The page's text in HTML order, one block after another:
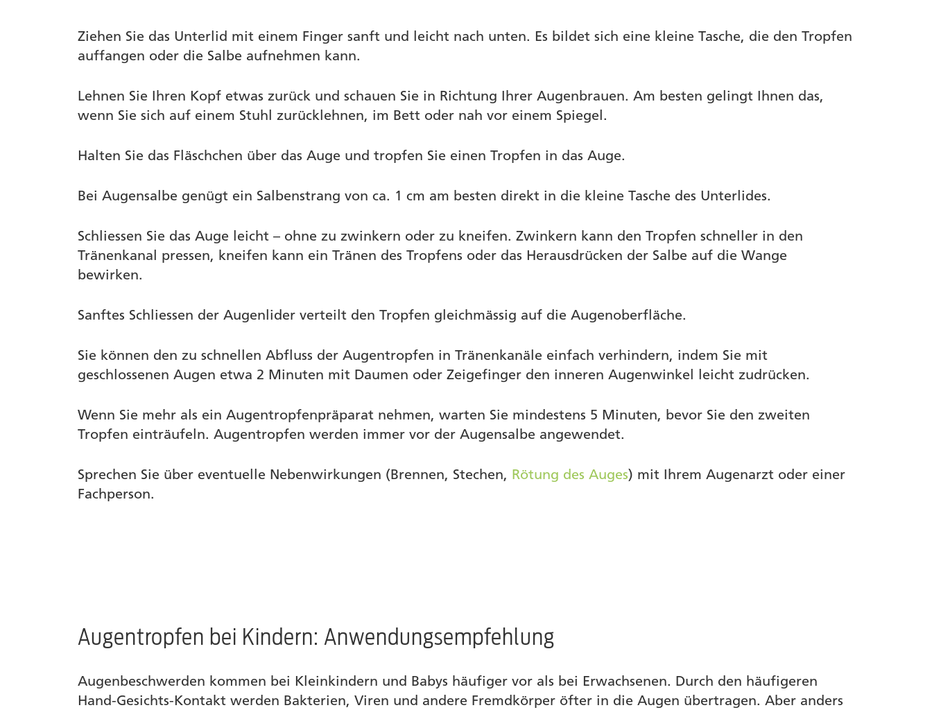
Ziehen Sie das Unterlid mit einem Finger sanft und leicht nach unten. Es bildet sich eine kleine Tasche, die den Tropfen
auffangen oder die Salbe aufnehmen kann.
Lehnen Sie Ihren Kopf etwas zurück und schauen Sie in Richtung Ihrer Augenbrauen. Am besten gelingt Ihnen das,
wenn Sie sich auf einem Stuhl zurücklehnen, im Bett oder nah vor einem Spiegel.
Halten Sie das Fläschchen über das Auge und tropfen Sie einen Tropfen in das Auge.
Bei Augensalbe genügt ein Salbenstrang von ca. 1 cm am besten direkt in die kleine Tasche des Unterlides.
Schliessen Sie das Auge leicht – ohne zu zwinkern oder zu kneifen. Zwinkern kann den Tropfen schneller in den
Tränenkanal pressen, kneifen kann ein Tränen des Tropfens oder das Herausdrücken der Salbe auf die Wange
bewirken.
Sanftes Schliessen der Augenlider verteilt den Tropfen gleichmässig auf die Augenoberfläche.
Sie können den zu schnellen Abfluss der Augentropfen in Tränenkanäle einfach verhindern, indem Sie mit
geschlossenen Augen etwa 2 Minuten mit Daumen oder Zeigefinger den inneren Augenwinkel leicht zudrücken.
Wenn Sie mehr als ein Augentropfenpräparat nehmen, warten Sie mindestens 5 Minuten, bevor Sie den zweiten
Tropfen einträufeln. Augentropfen werden immer vor der Augensalbe angewendet.
Sprechen Sie über eventuelle Nebenwirkungen (Brennen, Stechen, Rötung des Auges) mit Ihrem Augenarzt oder einer
Fachperson.
Augentropfen bei Kindern: Anwendungsempfehlung
Augenbeschwerden kommen bei Kleinkindern und Babys häufiger vor als bei Erwachsenen. Durch den häufigeren
Hand-Gesichts-Kontakt werden Bakterien, Viren und andere Fremdkörper öfter in die Augen übertragen. Aber anders